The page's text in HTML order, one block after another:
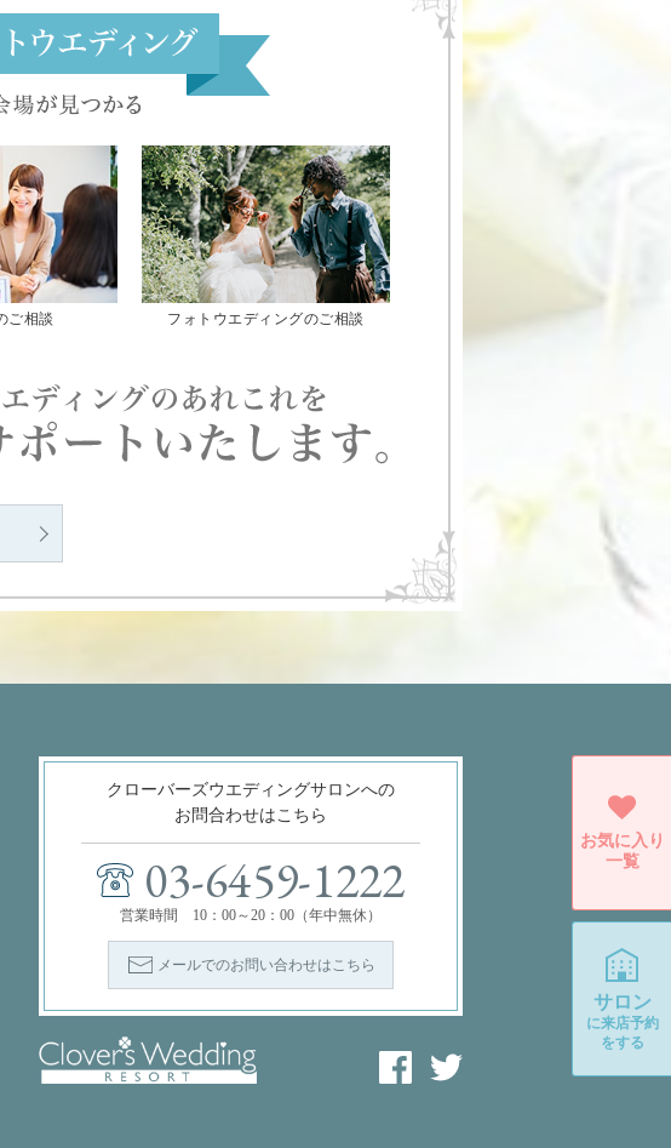
ご相談 フォトウエディングのご相談
クローバーズウエディングサロンへの
お問合わせはこちら
03-6459-1222
営業時間 10：00～20：00（年中無休）
メールでのお問い合わせはこちら
お気に入り
一覧
サロン
に来店予約
をする